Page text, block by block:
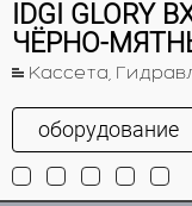
IDGI GLORY
ЧЁРНО-
Кассета,
оборудование